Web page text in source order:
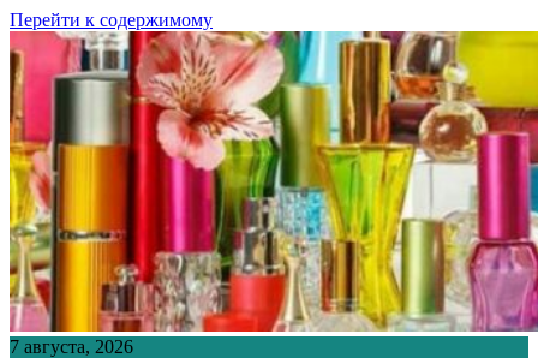
Перейти к содержимому
7 августа, 2026